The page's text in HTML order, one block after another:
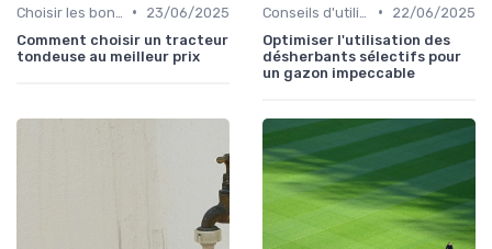
•
23/06/2025
Comment choisir un tracteur
tondeuse au meilleur prix
•
22/06/2025
Optimiser l'utilisation des
désherbants sélectifs pour
un gazon impeccable